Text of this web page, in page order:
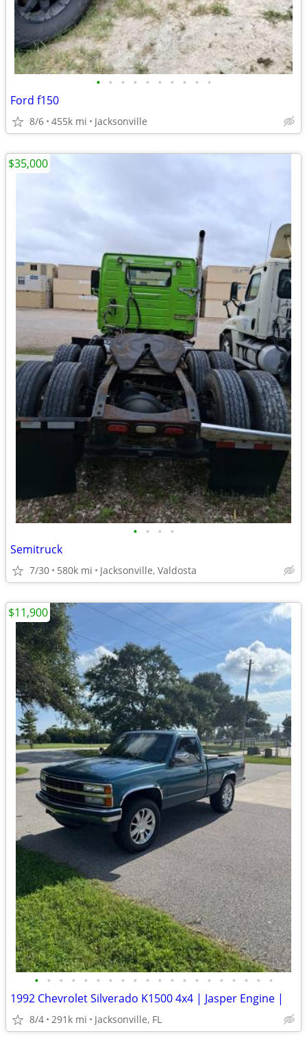
• • • • • • • • • •
Ford f150
8/6 455k mi Jacksonville
• • • •
Semitruck
7/30 580k mi Jacksonville, Valdosta
$35,000
• • • • • • • • • • • • • • • • • • • •
1992 Chevrolet Silverado K1500 4x4 | Jasper Engine |
8/4 291k mi Jacksonville, FL
$11,900